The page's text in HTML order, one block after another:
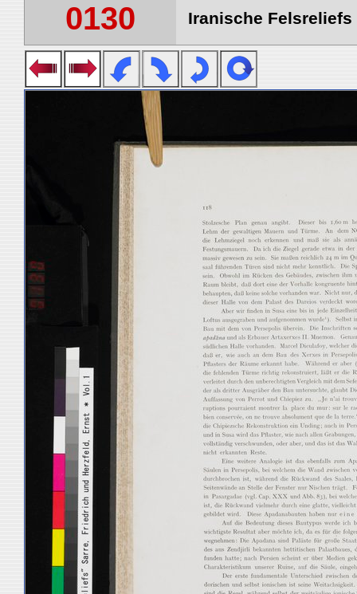
0130 Iranische Felsreliefs